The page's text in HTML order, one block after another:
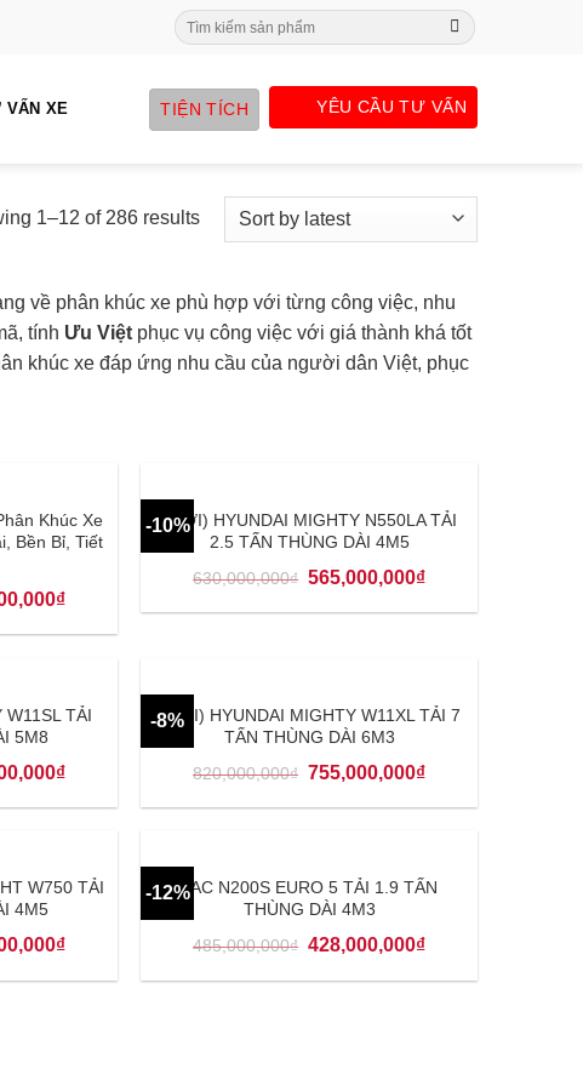
Search
for:
VẤN XE TIỆN TÍCH YÊU CẦU TƯ VẤN
1–12 of 286 results
về phân khúc xe phù hợp với từng công việc, nhu
tính Ưu Việt phục vụ công việc với giá thành khá tốt
khúc xe đáp ứng nhu cầu của người dân Việt, phục
Khúc Xe
Bền Bỉ, Tiết
₫
-10%
(MỚI) HYUNDAI MIGHTY N550LA TẢI
2.5 TẤN THÙNG DÀI 4M5
630,000,000₫ 565,000,000₫
TẢI
5M8
₫
-8%
(MỚI) HYUNDAI MIGHTY W11XL TẢI 7
TẤN THÙNG DÀI 6M3
820,000,000₫ 755,000,000₫
W750 TẢI
4M5
₫
-12%JAC N200S EURO 5 TẢI 1.9 TẤN
THÙNG DÀI 4M3
485,000,000₫ 428,000,000₫